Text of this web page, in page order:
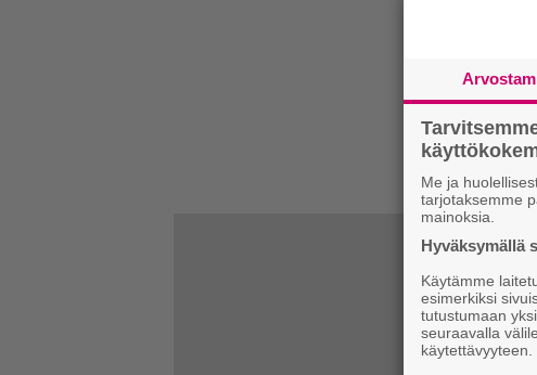
Me ja
tarjotaksemme
mainoksia.
Hyväksymällä
Käytämme
esimerkiksi
tutustumaan
seuraavalla
käytettävyyteen.